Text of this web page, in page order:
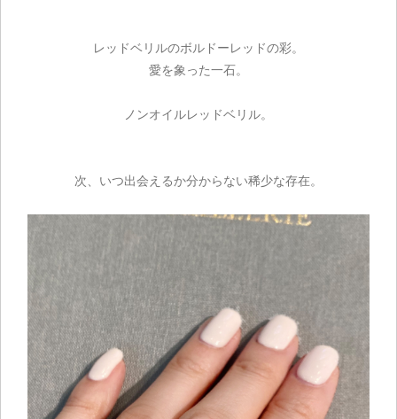
レッドベリルのボルドーレッドの彩。
愛を象った一石。
ノンオイルレッドベリル。
次、いつ出会えるか分からない稀少な存在。